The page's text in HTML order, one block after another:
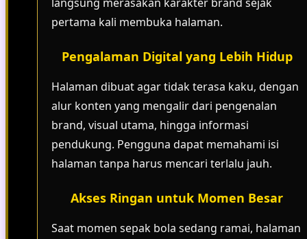
pertama kali membuka halaman.
Pengalaman Digital yang Lebih Hidup
Halaman dibuat agar tidak terasa kaku, dengan
alur konten yang mengalir dari pengenalan
brand, visual utama, hingga informasi
pendukung. Pengguna dapat memahami isi
halaman tanpa harus mencari terlalu jauh.
Akses Ringan untuk Momen Besar
Saat momen sepak bola sedang ramai, halaman